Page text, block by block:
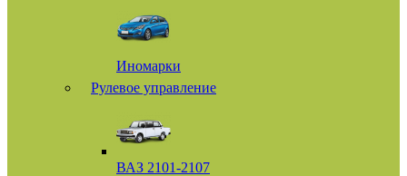
Иномарки
Рулевое управление
ВАЗ 2101-2107